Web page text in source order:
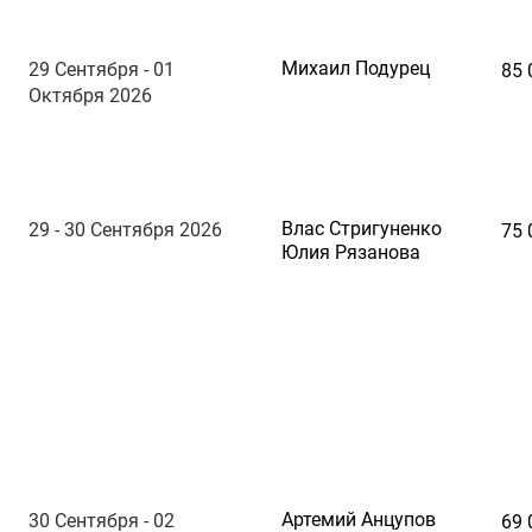
29 Сентября - 01
Октября 2026
Михаил Подурец 85
29 - 30 Сентября 2026
Влас Стригуненко
Юлия Рязанова
75
30 Сентября - 02 Артемий Анцупов 69